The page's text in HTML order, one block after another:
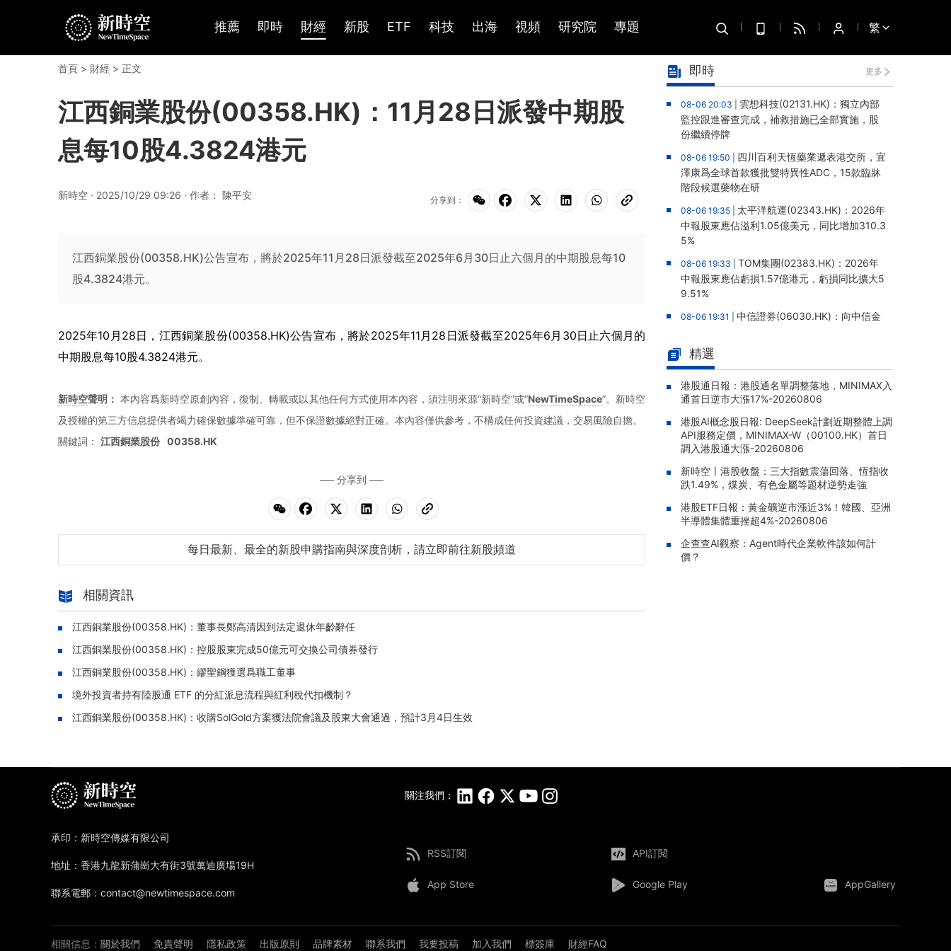
推薦 即時 財經 新股 ETF 科技 出海 視頻 研究院 專題 繁
首頁 > 財經 > 正文
江西銅業股份(00358.HK)：11月28日派發中期股
息每10股4.3824港元
新時空 · 2025/10/29 09:26 · 作者： 陳平安 分享到：
江西銅業股份(00358.HK)公告宣布，將於2025年11月28日派發截至2025年6月30日止六個月的中期股息每10
股4.3824港元。
2025年10月28日，江西銅業股份(00358.HK)公告宣布，將於2025年11月28日派發截至2025年6月30日止六個月的
中期股息每10股4.3824港元。
新時空聲明： 本內容爲新時空原創內容，復制、轉載或以其他任何方式使用本內容，須注明來源“新時空”或“NewTimeSpace”。新時空
及授權的第三方信息提供者竭力確保數據準確可靠，但不保證數據絕對正確。本內容僅供參考，不構成任何投資建議，交易風險自擔。
關鍵詞： 江西銅業股份 00358.HK
分享到
每日最新、最全的新股申購指南與深度剖析，請立即前往新股頻道
相關資訊
江西銅業股份(00358.HK)：董事長鄭高清因到法定退休年齡辭任
江西銅業股份(00358.HK)：控股股東完成50億元可交換公司債券發行
江西銅業股份(00358.HK)：繆聖鋼獲選爲職工董事
境外投資者持有陸股通 ETF 的分紅派息流程與紅利稅代扣機制？
江西銅業股份(00358.HK)：收購SolGold方案獲法院會議及股東大會通過，預計3月4日生效
即時 更多
08-06 20:03 | 雲想科技(02131.HK)：獨立內部
監控跟進審查完成，補救措施已全部實施，股
份繼續停牌
08-06 19:50 | 四川百利天恆藥業遞表港交所，宜
澤康爲全球首款獲批雙特異性ADC，15款臨牀
階段候選藥物在研
08-06 19:35 | 太平洋航運(02343.HK)：2026年
中報股東應佔溢利1.05億美元，同比增加310.3
5%
08-06 19:33 | TOM集團(02383.HK)：2026年
中報股東應佔虧損1.57億港元，虧損同比擴大5
9.51%
08-06 19:31 | 中信證券(06030.HK)：向中信金
4.13億港元
08-06 19:28 |翰森制藥(03692.HK)：1類新藥H
S-10582片獲NMPA臨牀試驗批準，擬用於治
療原發性高膽固醇血症
08-06 18:40 |昊海生物科技(06826.HK)：控股
子公司三焦點環曲面人工晶狀體獲醫療器械注
冊證，系國內首款獲批國產三焦點散光人工晶
狀體
08-06 18:26 |凱盛新能(01108.HK)：因訴訟仲
裁信息披露不及時收河南證監局警示函，董事
長等三人負主要責任
08-06 18:18 |中國金融投資管理(00605.HK)：
附屬公司授出830萬元人民幣貸款，年利率12
精選
港股通日報：港股通名單調整落地，MINIMAX入
通首日逆市大漲17%-20260806
港股AI概念股日報: DeepSeek計劃近期整體上調
API服務定價，MINIMAX-W（00100.HK）首日
調入港股通大漲-20260806
新時空丨港股收盤：三大指數震蕩回落、恆指收
跌1.49%，煤炭、有色金屬等題材逆勢走強
港股ETF日報：黃金礦逆市漲近3%！韓國、亞洲
半導體集體重挫超4%-20260806
企查查AI觀察：Agent時代企業軟件該如何計
價？
關注我們：
RSS訂閱 API訂閱
App Store Google Play AppGallery
相關信息： 關於我們 免責聲明 隱私政策 出版原則 品牌素材 聯系我們 我要投稿 加入我們 標簽庫 財經FAQ
承印：新時空傳媒有限公司
地址：香港九龍新蒲崗大有街3號萬迪廣場19H
聯系電郵：contact@newtimespace.com